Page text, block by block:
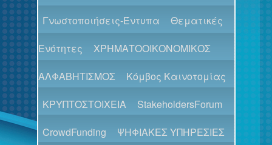
Γνωστοποιήσεις-Έντυπα
Θεματικές
Ενότητες
ΧΡΗΜΑΤΟΟΙΚΟΝΟΜΙΚΟΣ
ΑΛΦΑΒΗΤΙΣΜΟΣ
Κόμβος Καινοτομίας
ΚΡΥΠΤΟΣΤΟΙΧΕΙΑ
StakeholdersForum
CrowdFunding
ΨΗΦΙΑΚΕΣ ΥΠΗΡΕΣΙΕΣ